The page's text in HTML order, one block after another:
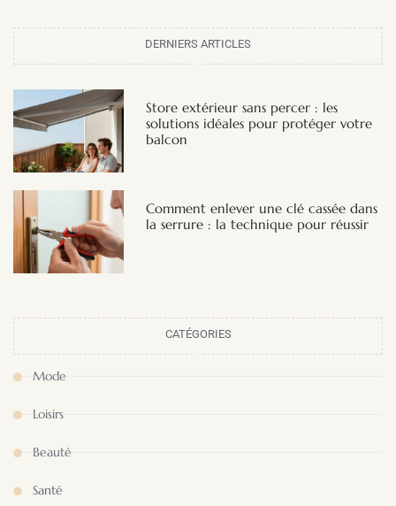
DERNIERS ARTICLES
Store extérieur sans percer : les
solutions idéales pour protéger votre
balcon
Comment enlever une clé cassée dans
la serrure : la technique pour réussir
CATÉGORIES
Mode
Loisirs
Beauté
Santé